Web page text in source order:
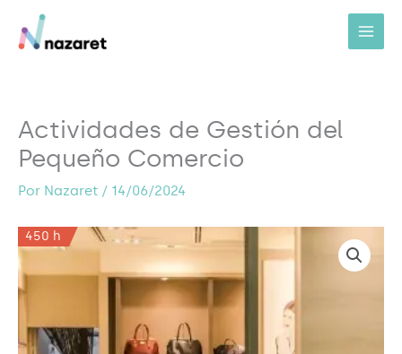
contenido
Actividades de Gestión del
Pequeño Comercio
Por Nazaret / 14/06/2024
450 h